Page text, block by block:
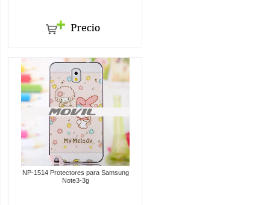
NP-1514 Protectores para Samsung
Note3-3g